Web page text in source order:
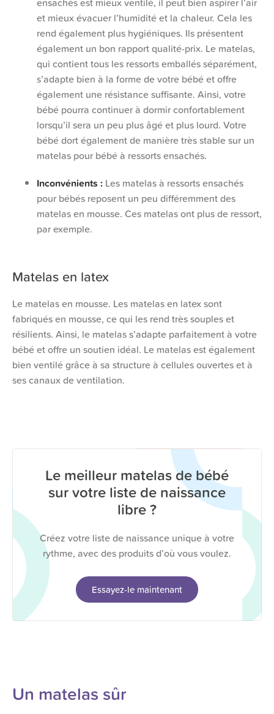
et mieux évacuer l’humidité et la chaleur. Cela les
rend également plus hygiéniques. Ils présentent
également un bon rapport qualité-prix. Le matelas,
qui contient tous les ressorts emballés séparément,
s’adapte bien à la forme de votre bébé et offre
également une résistance suffisante. Ainsi, votre
bébé pourra continuer à dormir confortablement
lorsqu’il sera un peu plus âgé et plus lourd. Votre
bébé dort également de manière très stable sur un
matelas pour bébé à ressorts ensachés.
Inconvénients : Les matelas à ressorts ensachés
pour bébés reposent un peu différemment des
matelas en mousse. Ces matelas ont plus de ressort,
par exemple.
Matelas en latex
Le matelas en mousse. Les matelas en latex sont
fabriqués en mousse, ce qui les rend très souples et
résilients. Ainsi, le matelas s’adapte parfaitement à votre
bébé et offre un soutien idéal. Le matelas est également
bien ventilé grâce à sa structure à cellules ouvertes et à
ses canaux de ventilation.
Le meilleur matelas de bébé
sur votre liste de naissance
libre ?
Créez votre liste de naissance unique à votre
rythme, avec des produits d’où vous voulez.
Essayez-le maintenant
Un matelas sûr